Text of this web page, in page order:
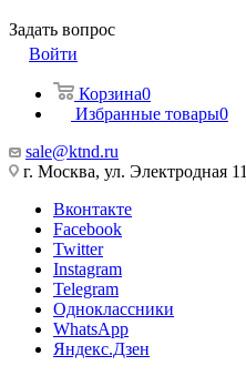
Задать вопрос
Войти
Корзина0
Избранные товары0
sale@ktnd.ru
г. Москва, ул. Электродная 11
Вконтакте
Facebook
Twitter
Instagram
Telegram
Одноклассники
WhatsApp
Яндекс.Дзен